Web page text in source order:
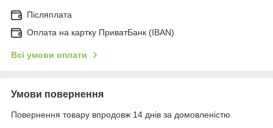
Післяплата
Оплата на картку ПриватБанк (IBAN)
Всі умови оплати
Умови повернення
Повернення товару впродовж 14 днів за домовленістю